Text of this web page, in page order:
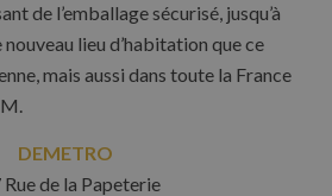
de l’emballage sécurisé, jusqu’à
lieu d’habitation que ce
mais aussi dans toute la France
DEMETRO
Rue de la Papeterie